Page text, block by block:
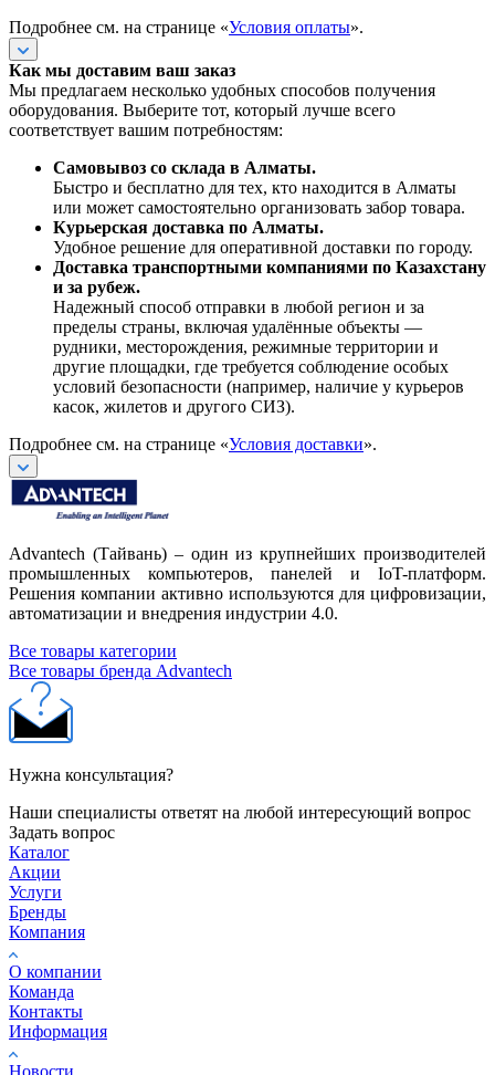
Подробнее см. на странице «Условия оплаты».
Как мы доставим ваш заказ
Мы предлагаем несколько удобных способов получения
оборудования. Выберите тот, который лучше всего
соответствует вашим потребностям:
Самовывоз со склада в Алматы.
Быстро и бесплатно для тех, кто находится в Алматы
или может самостоятельно организовать забор товара.
Курьерская доставка по Алматы.
Удобное решение для оперативной доставки по городу.
Доставка транспортными компаниями по Казахстану
и за рубеж.
Надежный способ отправки в любой регион и за
пределы страны, включая удалённые объекты —
рудники, месторождения, режимные территории и
другие площадки, где требуется соблюдение особых
условий безопасности (например, наличие у курьеров
касок, жилетов и другого СИЗ).
Подробнее см. на странице «Условия доставки».
Advantech (Тайвань) – один из крупнейших производителей
промышленных компьютеров, панелей и IoT-платформ.
Решения компании активно используются для цифровизации,
автоматизации и внедрения индустрии 4.0.
Все товары категории
Все товары бренда Advantech
Нужна консультация?
Наши специалисты ответят на любой интересующий вопрос
Задать вопрос
Каталог
Акции
Услуги
Бренды
Компания
О компании
Команда
Контакты
Информация
Новости